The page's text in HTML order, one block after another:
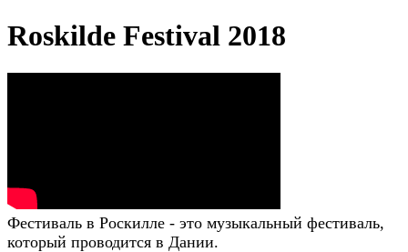
Roskilde Festival 2018
Фестиваль в Роскилле - это музыкальный фестиваль,
который проводится в Дании.